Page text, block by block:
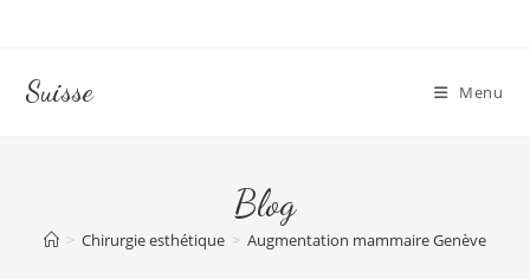
Suisse Menu
Blog
> Chirurgie esthétique > Augmentation mammaire Genève